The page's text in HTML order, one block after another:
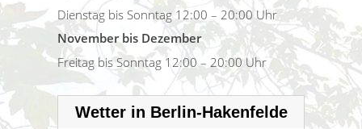
Dienstag bis Sonntag 12:00 – 20:00 Uhr
November bis Dezember
Freitag bis Sonntag 12:00 – 20:00 Uhr
Wetter in Berlin-Hakenfelde